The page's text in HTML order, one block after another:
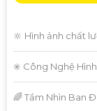
🔆 Hình ảnh chất
✳️ Công Nghệ Hình
🌈 Tầm Nhìn Ban